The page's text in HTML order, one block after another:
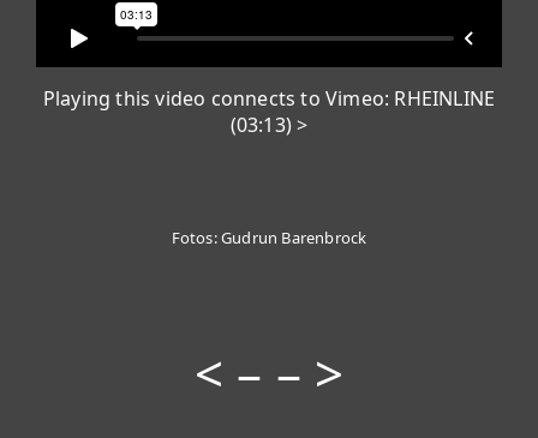
Playing this video connects to Vimeo: RHEINLINE
(03:13) >
Fotos: Gudrun Barenbrock
< – – >